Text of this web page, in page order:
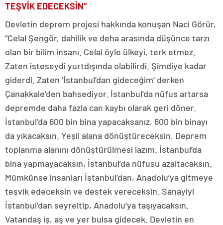
TEŞVİK EDECEKSİN”
Devletin deprem projesi hakkında konuşan Naci Görür,
“Celal Şengör, dahilik ve deha arasında düşünce tarzı
olan bir bilim insanı. Celal öyle ülkeyi, terk etmez.
Zaten isteseydi yurtdışında olabilirdi. Şimdiye kadar
giderdi. Zaten ‘İstanbul’dan gideceğim’ derken
Çanakkale’den bahsediyor. İstanbul’da nüfus artarsa
depremde daha fazla can kaybı olarak geri döner.
İstanbul’da 600 bin bina yapacaksanız, 600 bin binayı
da yıkacaksın. Yeşil alana dönüştüreceksin. Deprem
toplanma alanını dönüştürülmesi lazım. İstanbul’da
bina yapmayacaksın, İstanbul’da nüfusu azaltacaksın.
Mümkünse insanları İstanbul’dan, Anadolu’ya gitmeye
teşvik edeceksin ve destek vereceksin. Sanayiyi
İstanbul’dan seyreltip, Anadolu’ya taşıyacaksın.
Vatandaş iş, aş ve yer bulsa gidecek. Devletin en